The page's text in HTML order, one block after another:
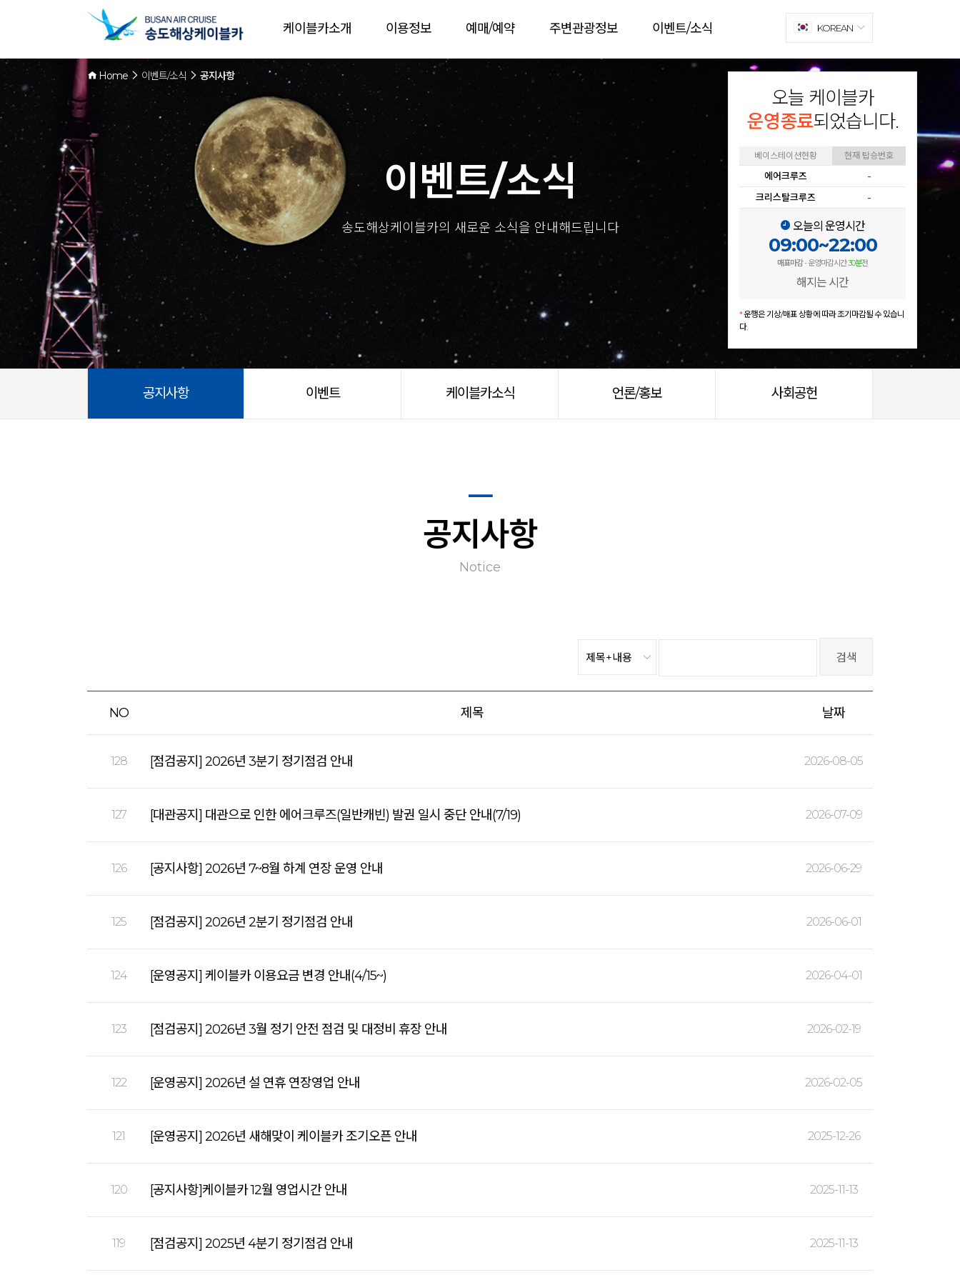
오늘 케이블카
운영종료되었습니다.
베이스테이션현황 현재 탑승번호
에어크루즈
-
크리스탈크루즈
-
오늘의 운영시간
09:00~22:00
매표마감- 운영마감시간30분전
해지는 시간
*운행은 기상/매표 상황에 따라 조기마감될 수 있습니
다.
케이블카소개 이용정보 예매/예약 주변관광정보 이벤트/소식 KOREAN
Home 이벤트/소식 공지사항
이벤트/소식
송도해상케이블카의 새로운 소식을 안내해드립니다
공지사항 이벤트 케이블카소식 언론/홍보 사회공헌
공지사항
Notice
NO 제목 날짜
128 [점검공지] 2026년 3분기 정기점검 안내 2026-08-05
127 [대관공지] 대관으로 인한 에어크루즈(일반캐빈) 발권 일시 중단 안내(7/19) 2026-07-09
126 [공지사항] 2026년 7~8월 하계 연장 운영 안내 2026-06-29
125 [점검공지] 2026년 2분기 정기점검 안내 2026-06-01
124 [운영공지] 케이블카 이용요금 변경 안내(4/15~) 2026-04-01
123 [점검공지] 2026년 3월 정기 안전 점검 및 대정비 휴장 안내 2026-02-19
122 [운영공지] 2026년 설 연휴 연장영업 안내 2026-02-05
121 [운영공지] 2026년 새해맞이 케이블카 조기오픈 안내 2025-12-26
120 [공지사항]케이블카 12월 영업시간 안내 2025-11-13
119 [점검공지] 2025년 4분기 정기점검 안내 2025-11-13